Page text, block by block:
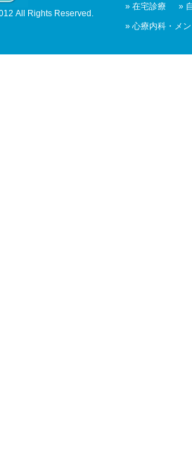
All Rights Reserved.
» 在宅診療
»
» 心療内科・メ